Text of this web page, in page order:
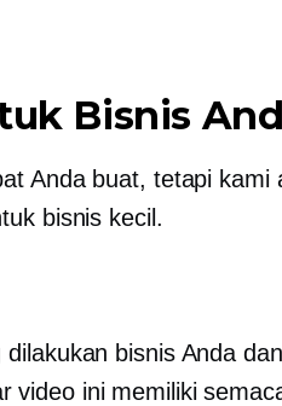
Bisnis
Anda buat, tetapi kami
bisnis kecil.
bisnis Anda
video ini memiliki